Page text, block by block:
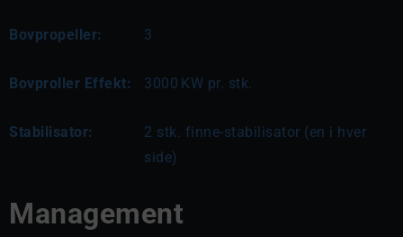
Bovpropeller: 3
Bovproller Effekt: 3000 KW pr. stk.
Stabilisator:
2 stk. finne-stabilisator (en i hver
side)
Management